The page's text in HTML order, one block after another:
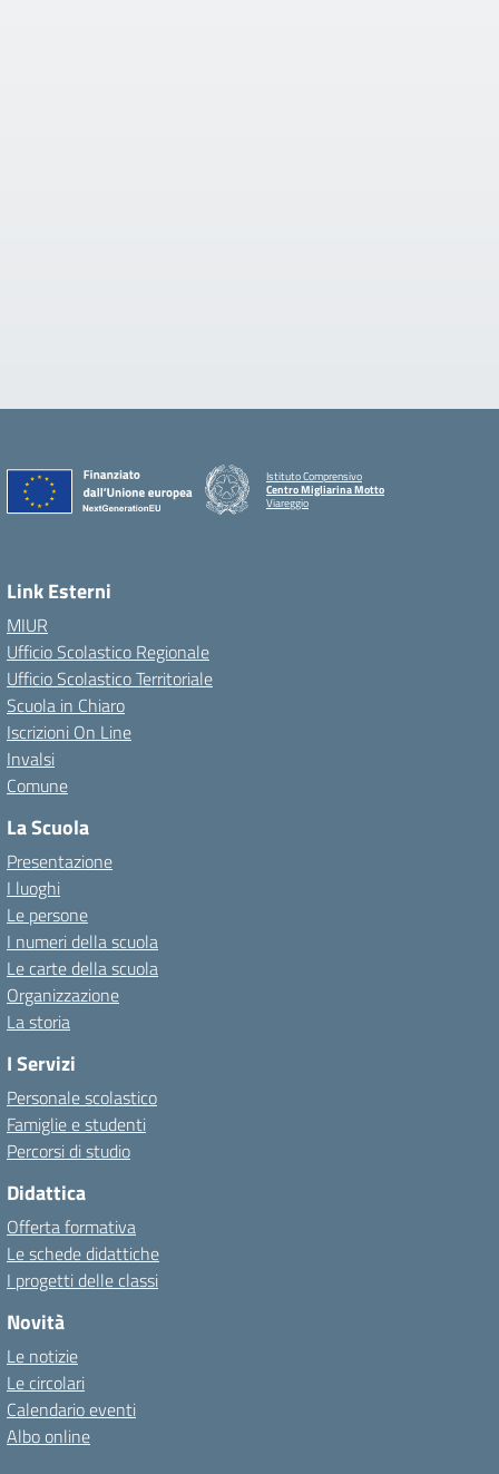
Istituto Comprensivo
Centro Migliarina Motto
Viareggio
Link Esterni
MIUR
Ufficio Scolastico Regionale
Ufficio Scolastico Territoriale
Scuola in Chiaro
Iscrizioni On Line
Invalsi
Comune
La Scuola
Presentazione
I luoghi
Le persone
I numeri della scuola
Le carte della scuola
Organizzazione
La storia
I Servizi
Personale scolastico
Famiglie e studenti
Percorsi di studio
Didattica
Offerta formativa
Le schede didattiche
I progetti delle classi
Novità
Le notizie
Le circolari
Calendario eventi
Albo online